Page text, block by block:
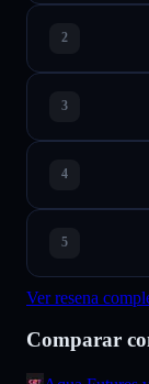
Ver resena
Comparar